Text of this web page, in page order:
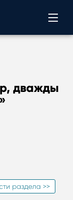
дважды
раздела >>